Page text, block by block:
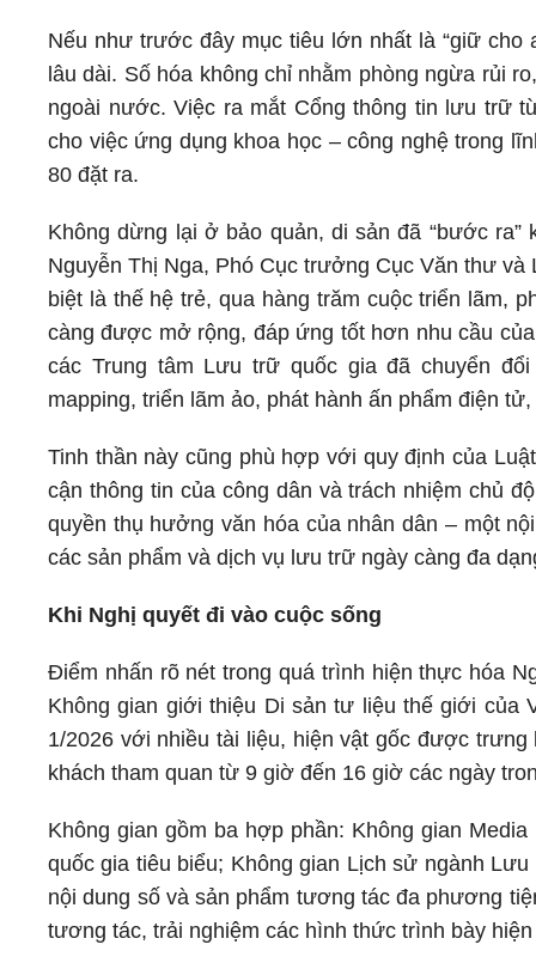
Nếu như trước đây mục tiêu lớn nhất là “giữ cho
lâu dài. Số hóa không chỉ nhằm phòng ngừa rủi
ngoài nước. Việc ra mắt Cổng thông tin lưu trữ
cho việc ứng dụng khoa học – công nghệ trong
80 đặt ra.
Không dừng lại ở bảo quản, di sản đã “bước
Nguyễn Thị Nga, Phó Cục trưởng Cục Văn thư
biệt là thế hệ trẻ, qua hàng trăm cuộc triển lãm,
càng được mở rộng, đáp ứng tốt hơn nhu cầu
các Trung tâm Lưu trữ quốc gia đã chuyển
mapping, triển lãm ảo, phát hành ấn phẩm điện
Tinh thần này cũng phù hợp với quy định của
cận thông tin của công dân và trách nhiệm chủ
quyền thụ hưởng văn hóa của nhân dân – một
các sản phẩm và dịch vụ lưu trữ ngày càng đa
Khi Nghị quyết đi vào cuộc sống
Điểm nhấn rõ nét trong quá trình hiện thực hóa
Không gian giới thiệu Di sản tư liệu thế giới của
1/2026 với nhiều tài liệu, hiện vật gốc được
khách tham quan từ 9 giờ đến 16 giờ các ngày
Không gian gồm ba hợp phần: Không gian
quốc gia tiêu biểu; Không gian Lịch sử ngành
nội dung số và sản phẩm tương tác đa phương
tương tác, trải nghiệm các hình thức trình bày